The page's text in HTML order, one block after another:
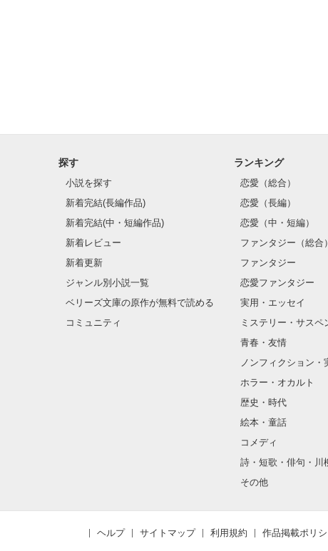
※こちらの作品は
探す
小説を探す
新着完結(長編作品)
新着完結(中・短編作品)
新着レビュー
新着更新
ジャンル別小説一覧
ベリーズ文庫の原作が無料で読める
コミュニティ
ランキング
恋愛（総合）
恋愛（長編）
恋愛（中・短編）
ファンタジー（総合）
ファンタジー
恋愛ファンタジー
実用・エッセイ
ミステリー・サスペ
青春・友情
ノンフィクション・
ホラー・オカルト
歴史・時代
絵本・童話
コメディ
詩・短歌・俳句・川
その他
ヘルプ サイトマップ 利用規約 作品掲載ポリ